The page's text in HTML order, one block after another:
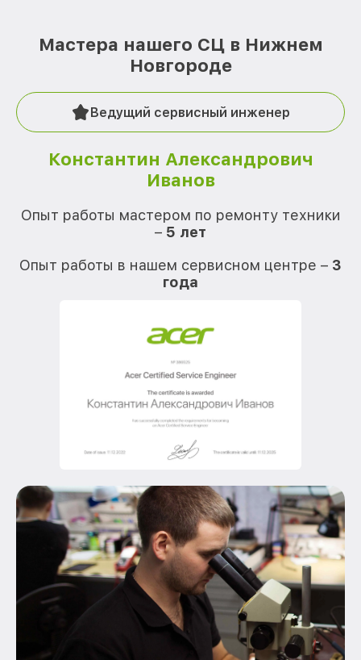
Мастера нашего СЦ в Нижнем
Новгороде
Ведущий сервисный инженер
Константин Александрович
Иванов
Опыт работы мастером по ремонту техники
– 5 лет
Опыт работы в нашем сервисном центре – 3
года